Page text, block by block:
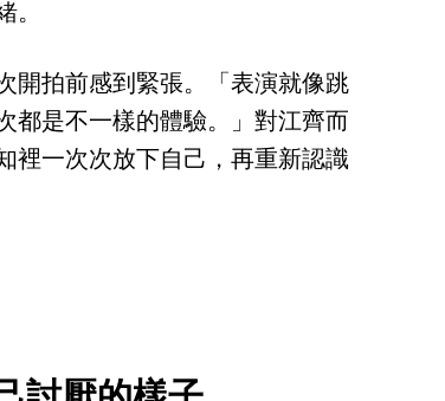
。
開拍前感到緊張。「表演就像跳
都是不一樣的體驗。」對江齊而
裡一次次放下自己，再重新認識